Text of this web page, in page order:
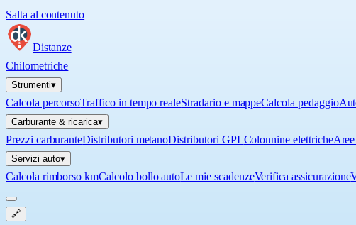
Salta al contenuto
Distanze
Chilometriche
Strumenti▾
Calcola percorsoTraffico in tempo realeStradario e mappeCalcola pedaggio
Carburante & ricarica▾
Prezzi carburanteDistributori metanoDistributori GPLColonnine elettriche
Servizi auto▾
Calcola rimborso kmCalcolo bollo autoLe mie scadenzeVerifica assicurazione
🔗